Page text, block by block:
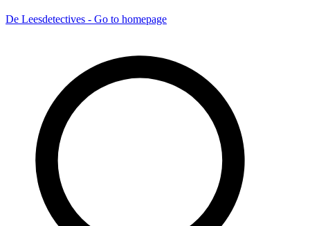
De Leesdetectives - Go to homepage